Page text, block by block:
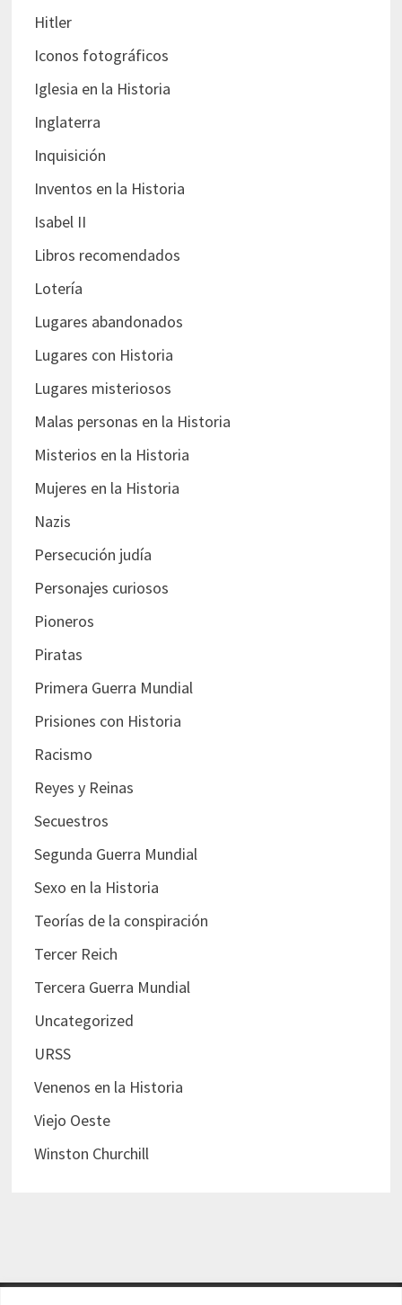
Hitler
Iconos fotográficos
Iglesia en la Historia
Inglaterra
Inquisición
Inventos en la Historia
Isabel II
Libros recomendados
Lotería
Lugares abandonados
Lugares con Historia
Lugares misteriosos
Malas personas en la Historia
Misterios en la Historia
Mujeres en la Historia
Nazis
Persecución judía
Personajes curiosos
Pioneros
Piratas
Primera Guerra Mundial
Prisiones con Historia
Racismo
Reyes y Reinas
Secuestros
Segunda Guerra Mundial
Sexo en la Historia
Teorías de la conspiración
Tercer Reich
Tercera Guerra Mundial
Uncategorized
URSS
Venenos en la Historia
Viejo Oeste
Winston Churchill